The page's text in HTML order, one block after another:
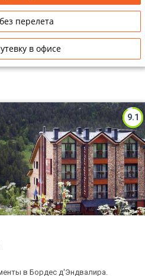
перелета
в офисе
9.1
в Бордес д'Эндвалира.